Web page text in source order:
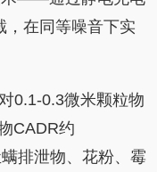
，在同等噪音下实
0.1-0.3微米颗粒物
CADR约
排泄物、花粉、霉